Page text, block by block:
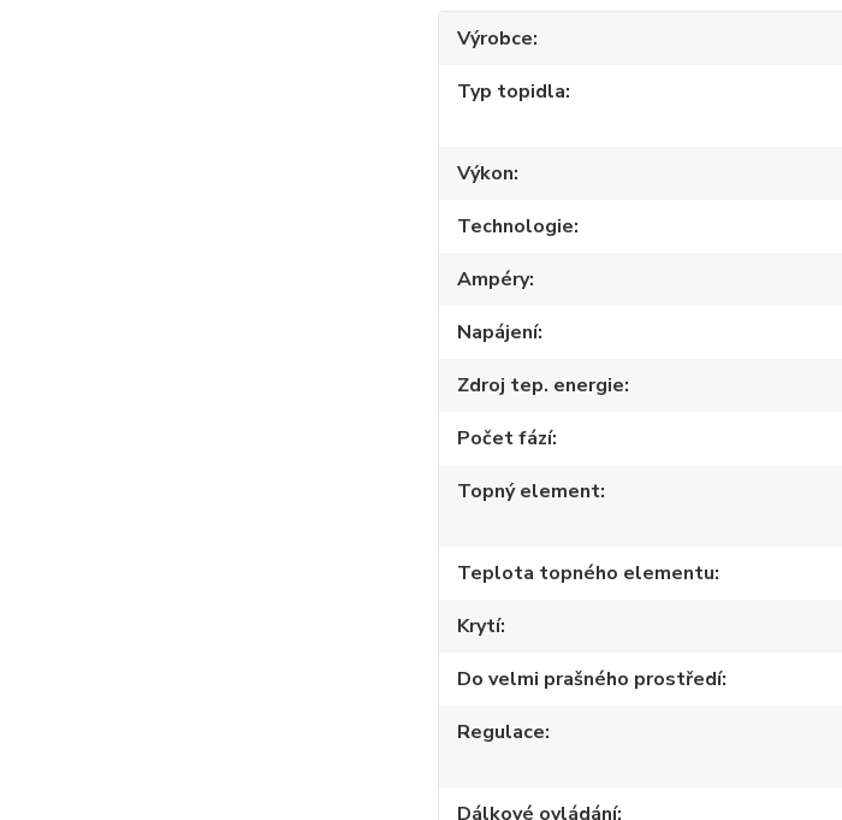
Výrobce
Typ topidla
Výkon
Technologie
Ampéry
Napájení
Zdroj tep. energie
Počet fází
Topný element
Teplota topného elementu
Krytí
Do velmi prašného prostředí
Regulace
Dálkové ovládání